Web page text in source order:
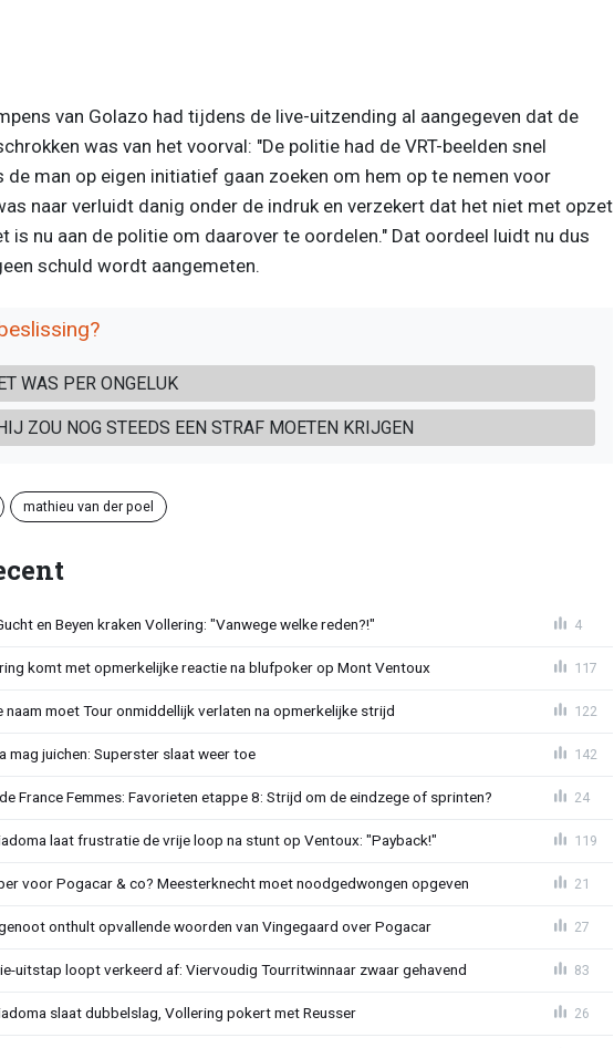
van Golazo had tijdens de live-uitzending al aangegeven dat de
was van het voorval: "De politie had de VRT-beelden snel
de man op eigen initiatief gaan zoeken om hem op te nemen voor
naar verluidt danig onder de indruk en verzekert dat het niet met opzet
is nu aan de politie om daarover te oordelen." Dat oordeel luidt nu dus
schuld wordt aangemeten.
WAS PER ONGELUK
ZOU NOG STEEDS EEN STRAF MOETEN KRIJGEN
mathieu van der poel
en Beyen kraken Vollering: "Vanwege welke reden?!" 4
komt met opmerkelijke reactie na blufpoker op Mont Ventoux 117
naam moet Tour onmiddellijk verlaten na opmerkelijke strijd 122
mag juichen: Superster slaat weer toe 142
France Femmes: Favorieten etappe 8: Strijd om de eindzege of sprinten? 24
laat frustratie de vrije loop na stunt op Ventoux: "Payback!" 119
voor Pogacar & co? Meesterknecht moet noodgedwongen opgeven 21
onthult opvallende woorden van Vingegaard over Pogacar 27
uitstap loopt verkeerd af: Viervoudig Tourritwinnaar zwaar gehavend 83
slaat dubbelslag, Vollering pokert met Reusser 26